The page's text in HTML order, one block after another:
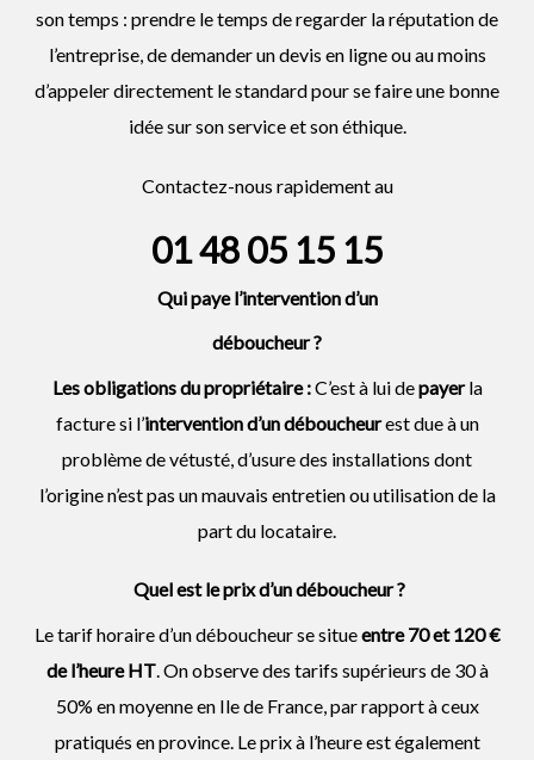
son temps : prendre le temps de regarder la réputation de
l’entreprise, de demander un devis en ligne ou au moins
d’appeler directement le standard pour se faire une bonne
idée sur son service et son éthique.
Contactez-nous rapidement au
01 48 05 15 15
Qui paye l’intervention d’un
déboucheur?
Les obligations du propriétaire :C’est à lui depayerla
facture si l’intervention d’undéboucheurest due à un
problème de vétusté, d’usure des installations dont
l’origine n’est pas un mauvais entretien ou utilisation de la
part du locataire.
Quel est le prix d’un déboucheur ?
Le tarif horaire d’un déboucheur se situeentre 70 et 120 €
de l’heure HT. On observe des tarifs supérieurs de 30 à
50% en moyenne en Ile de France, par rapport à ceux
pratiqués en province. Le prix à l’heure est également